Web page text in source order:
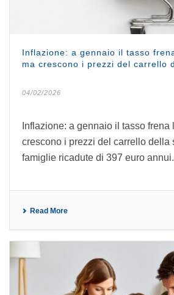
Inflazione: a gennaio il tasso
ma crescono i prezzi del carrello
04/02/2026
Inflazione: a gennaio il tasso frena
crescono i prezzi del carrello della
famiglie ricadute di 397 euro annui.
Read More